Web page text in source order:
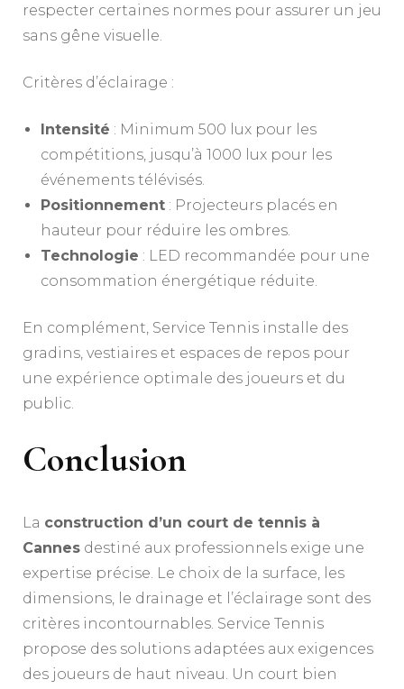
respecter certaines normes pour assurer un jeu
sans gêne visuelle.
Critères d’éclairage :
Intensité : Minimum 500 lux pour les
compétitions, jusqu’à 1000 lux pour les
événements télévisés.
Positionnement : Projecteurs placés en
hauteur pour réduire les ombres.
Technologie : LED recommandée pour une
consommation énergétique réduite.
En complément, Service Tennis installe des
gradins, vestiaires et espaces de repos pour
une expérience optimale des joueurs et du
public.
Conclusion
La construction d’un court de tennis à
Cannes destiné aux professionnels exige une
expertise précise. Le choix de la surface, les
dimensions, le drainage et l’éclairage sont des
critères incontournables. Service Tennis
propose des solutions adaptées aux exigences
des joueurs de haut niveau. Un court bien